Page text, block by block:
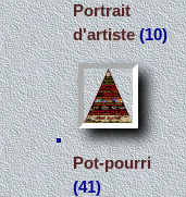
Portrait
d'artiste(10)
Pot-pourri
(41)